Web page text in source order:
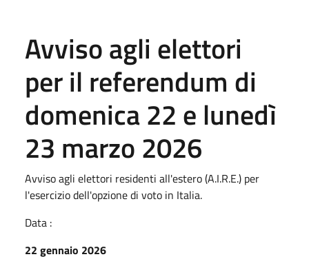
Avviso agli elettori
per il referendum di
domenica 22 e lunedì
23 marzo 2026
Avviso agli elettori residenti all'estero (A.I.R.E.) per
l'esercizio dell'opzione di voto in Italia.
Data :
22 gennaio 2026